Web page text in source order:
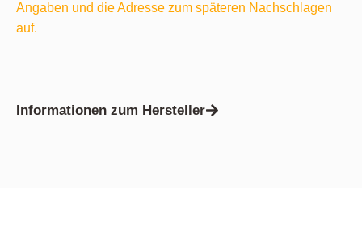
Angaben und die Adresse zum späteren Nachschlagen
auf.
Informationen zum Hersteller